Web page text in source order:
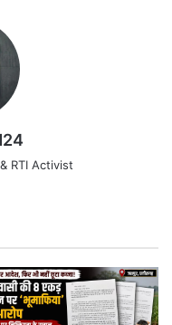
RTI Activist